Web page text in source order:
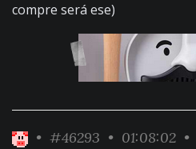
compre será ese)
• #46293 • 01:08:02 •